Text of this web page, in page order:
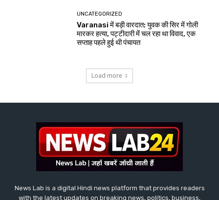
UNCATEGORIZED
Varanasi में बड़ी वारदात: युवक की सिर में गोली
मारकर हत्या, पट्टीदारी में चल रहा था विवाद, एक
सप्ताह पहले हुई थी पंचायत
Load more
News Lab is a digital Hindi news platform that provides readers
with the latest updates on breaking news, politics, business,